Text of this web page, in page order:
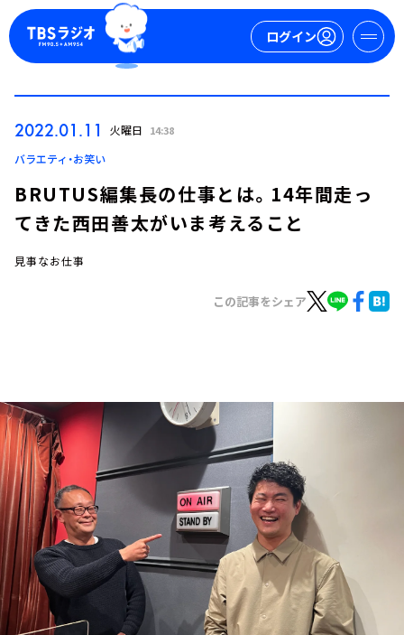
ログイン
ログイン
お知らせ
イベント・グッズ
YouTube
会社情報
2022.01.11 火曜日 14:38
バラエティ・お笑い
BRUTUS編集長の仕事とは。14年間走っ
てきた西田善太がいま考えること
見事なお仕事
この記事をシェア